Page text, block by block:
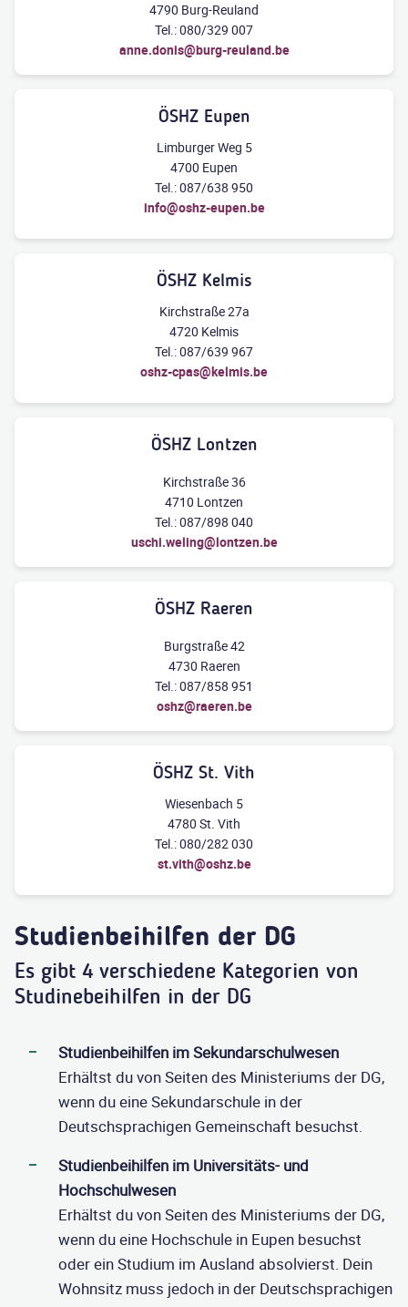
4790 Burg-Reuland
Tel.: 080/329 007
anne.donis@burg-reuland.be
ÖSHZ Eupen
Limburger Weg 5
4700 Eupen
Tel.: 087/638 950
info@oshz-eupen.be
ÖSHZ Kelmis
Kirchstraße 27a
4720 Kelmis
Tel.: 087/639 967
oshz-cpas@kelmis.be
ÖSHZ Lontzen
Kirchstraße 36
4710 Lontzen
Tel.: 087/898 040
uschi.weling@lontzen.be
ÖSHZ Raeren
Burgstraße 42
4730 Raeren
Tel.: 087/858 951
oshz@raeren.be
ÖSHZ St. Vith
Wiesenbach 5
4780 St. Vith
Tel.: 080/282 030
st.vith@oshz.be
Studienbeihilfen der DG
Es gibt 4 verschiedene Kategorien von
Studinebeihilfen in der DG
Studienbeihilfen im Sekundarschulwesen
Erhältst du von Seiten des Ministeriums der DG,
wenn du eine Sekundarschule in der
Deutschsprachigen Gemeinschaft besuchst.
Studienbeihilfen im Universitäts- und
Hochschulwesen
Erhältst du von Seiten des Ministeriums der DG,
wenn du eine Hochschule in Eupen besuchst
oder ein Studium im Ausland absolvierst. Dein
Wohnsitz muss jedoch in der Deutschsprachigen